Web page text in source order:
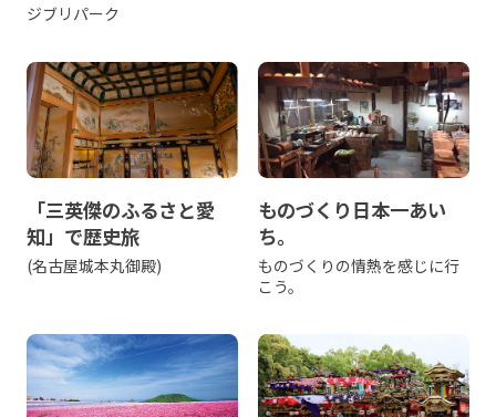
ジブリパーク
「三英傑のふるさと愛
知」で歴史旅
(名古屋城本丸御殿)
ものづくり日本一あい
ち。
ものづくりの情熱を感じに行
こう。